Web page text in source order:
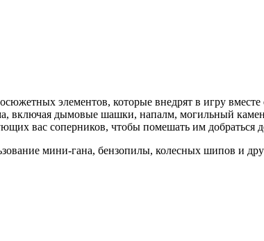
элементов, которые внедрят в игру
включая дымовые шашки, напалм, могильный
вас соперников, чтобы помешать им добраться
мини-гана, бензопилы, колесных шипов и